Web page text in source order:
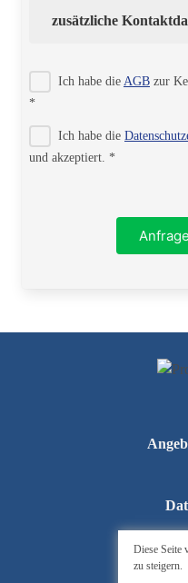
zusätzliche
Ich habe die AGB zur
*
Ich habe die
und akzeptiert. *
Diese Seite
zu steigern.